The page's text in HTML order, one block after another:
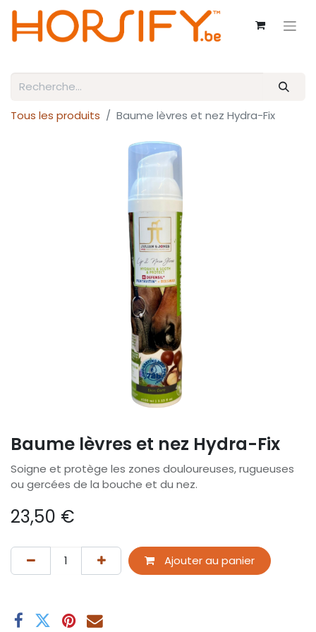
Tous les produits Baume lèvres et nez Hydra-Fix
Baume lèvres et nez Hydra-Fix
Soigne et protège les zones douloureuses, rugueuses
ou gercées de la bouche et du nez.
23,50 €
Ajouter au panier